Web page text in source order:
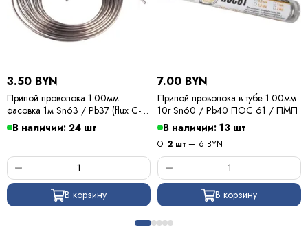
3.50 BYN
Припой проволока 1.00мм
фасовка 1м Sn63 / Pb37 (flux C-6)
ПОС 63 / Kewei
В наличии: 24 шт
В корзину
7.00 BYN
Припой проволока в тубе 1.00мм
10г Sn60 / Pb40 ПОС 61 / ПМП
В наличии: 13 шт
От2 шт — 6 BYN
В корзину